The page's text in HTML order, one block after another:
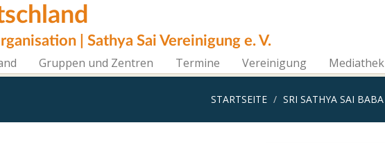
| Sathya Sai Vereinigung e. V.
Gruppen und Zentren Termine Vereinigung Mediathek
STARTSEITE SRI SATHYA SAI BABA